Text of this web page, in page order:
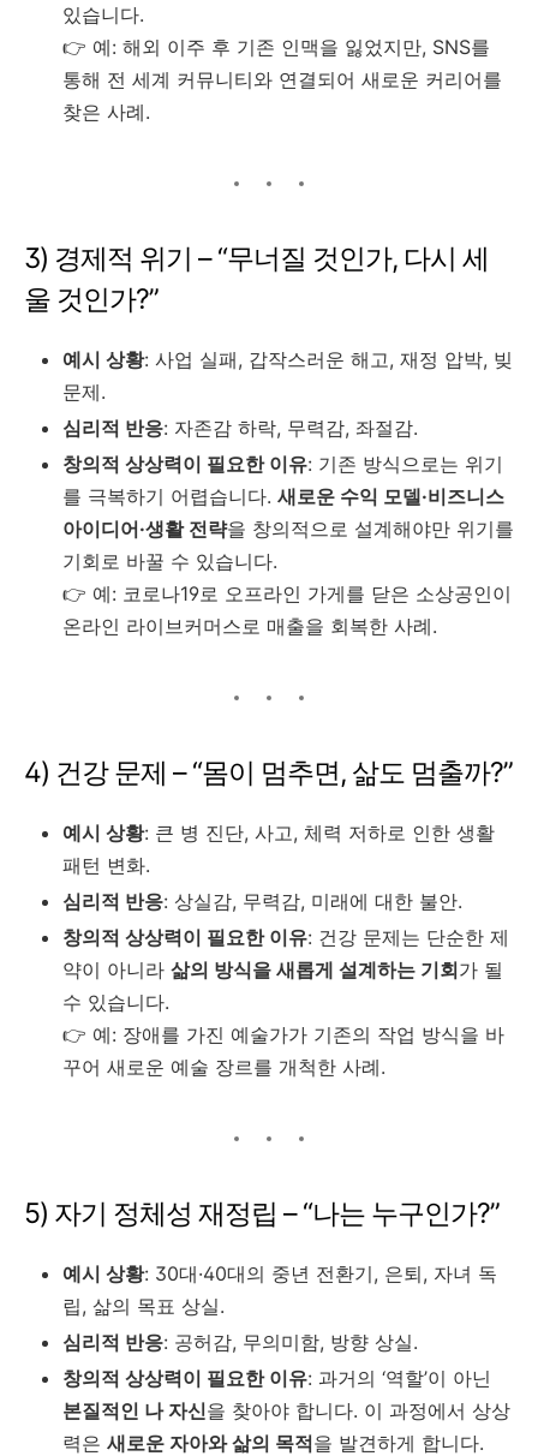
있습니다.
👉 예: 해외 이주 후 기존 인맥을 잃었지만, SNS를
통해 전 세계 커뮤니티와 연결되어 새로운 커리어를
찾은 사례.
3) 경제적 위기 – “무너질 것인가, 다시 세
울 것인가?”
예시 상황: 사업 실패, 갑작스러운 해고, 재정 압박, 빚
문제.
심리적 반응: 자존감 하락, 무력감, 좌절감.
창의적 상상력이 필요한 이유: 기존 방식으로는 위기
를 극복하기 어렵습니다. 새로운 수익 모델·비즈니스
아이디어·생활 전략을 창의적으로 설계해야만 위기를
기회로 바꿀 수 있습니다.
👉 예: 코로나19로 오프라인 가게를 닫은 소상공인이
온라인 라이브커머스로 매출을 회복한 사례.
4) 건강 문제 – “몸이 멈추면, 삶도 멈출까?”
예시 상황: 큰 병 진단, 사고, 체력 저하로 인한 생활
패턴 변화.
심리적 반응: 상실감, 무력감, 미래에 대한 불안.
창의적 상상력이 필요한 이유: 건강 문제는 단순한 제
약이 아니라 삶의 방식을 새롭게 설계하는 기회가 될
수 있습니다.
👉 예: 장애를 가진 예술가가 기존의 작업 방식을 바
꾸어 새로운 예술 장르를 개척한 사례.
5) 자기 정체성 재정립 – “나는 누구인가?”
예시 상황: 30대·40대의 중년 전환기, 은퇴, 자녀 독
립, 삶의 목표 상실.
심리적 반응: 공허감, 무의미함, 방향 상실.
창의적 상상력이 필요한 이유: 과거의 ‘역할’이 아닌
본질적인 나 자신을 찾아야 합니다. 이 과정에서 상상
력은 새로운 자아와 삶의 목적을 발견하게 합니다.